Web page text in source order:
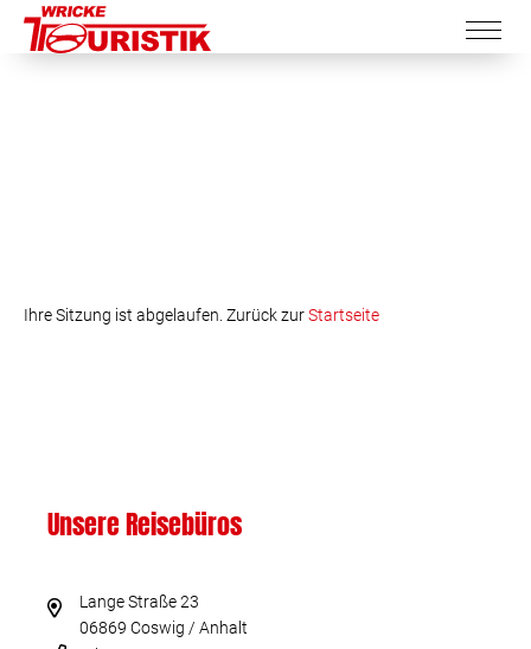
Ihre Sitzung ist abgelaufen. Zurück zurStartseite
Unsere Reisebüros
Lange Straße 23
06869 Coswig / Anhalt